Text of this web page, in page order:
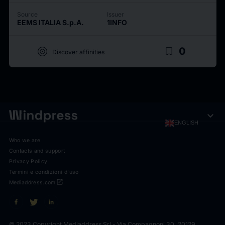
Source
EEMS ITALIA S.p.A.
Issuer
1INFO
target Discover affinities bookmark_border 0
ENGLISH expand_more
Who we are
Contacts and support
Privacy Policy
Termini e condizioni d'uso
open_in_new
Mediaddress.com